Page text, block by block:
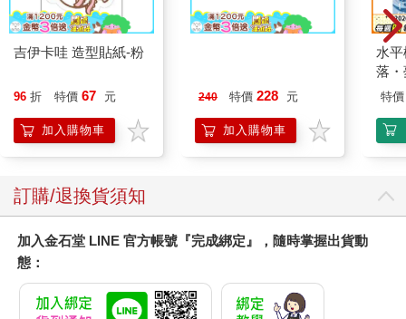
周滿滿的長草與樹叢，還能聽到溪流的清晰水聲。正午的陽光經
過層層樹梢，到了地面只剩下零碎斑駁的光斑。
三人開始忙碌地搭起帳篷，阿傑動作熟練地搭好了自己跟小美要
睡的雙人帳，隨即轉身去幫忙小美準備晚餐。
「去幫子謙一下啦。」小美一邊整理著野炊器具，一邊躲掉阿傑
的毛手毛腳，笑著趕他過去。
陳子謙在一旁擦了擦汗，笨手笨腳地搭著帳篷，嘴裡啐了一句：
「免！你們繼續放你們的閃，我自己來。」他突然想起了自己一
似乎曾經提到一種平安入山法。
吉伊卡哇 造型貼紙-粉
96 折 特價 67 元
加入購物車
240 特價 228 元
加入購物車
水
落
特價
訂購/退換貨須知
加入金石堂 LINE 官方帳號『完成綁定』，隨時掌握出貨動
態：